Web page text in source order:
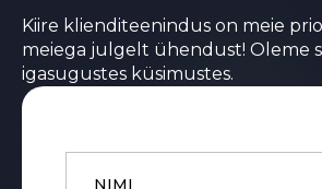
Kiire klienditeenindus on meie
meiega julgelt ühendust! Oleme
igasugustes küsimustes.
Name